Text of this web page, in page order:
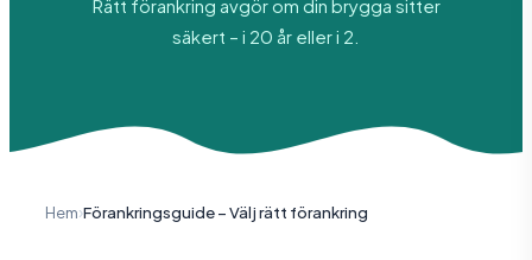
Rätt förankring avgör om din brygga sitter
säkert – i 20 år eller i 2.
Hem›Förankringsguide – Välj rätt förankring